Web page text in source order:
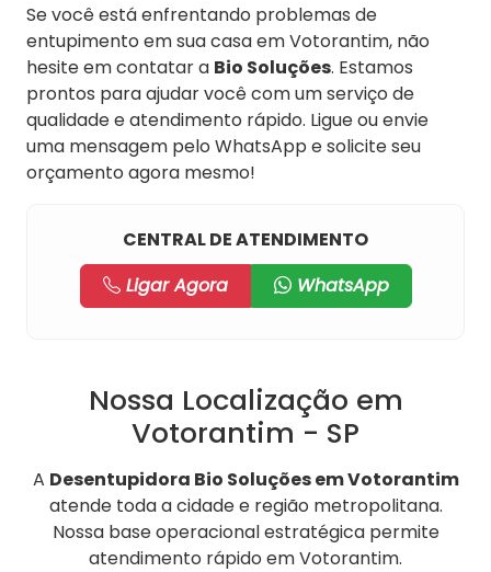
Se você está enfrentando problemas de
entupimento em sua casa em Votorantim, não
hesite em contatar a Bio Soluções. Estamos
prontos para ajudar você com um serviço de
qualidade e atendimento rápido. Ligue ou envie
uma mensagem pelo WhatsApp e solicite seu
orçamento agora mesmo!
CENTRAL DE ATENDIMENTO
Ligar Agora
WhatsApp
Nossa Localização em
Votorantim - SP
A Desentupidora Bio Soluções em Votorantim
atende toda a cidade e região metropolitana.
Nossa base operacional estratégica permite
atendimento rápido em Votorantim.